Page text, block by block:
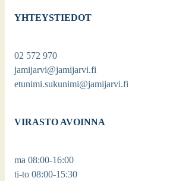
YHTEYSTIEDOT
02 572 970
jamijarvi@jamijarvi.fi
etunimi.sukunimi@jamijarvi.fi
VIRASTO AVOINNA
ma 08:00-16:00
ti-to 08:00-15:30